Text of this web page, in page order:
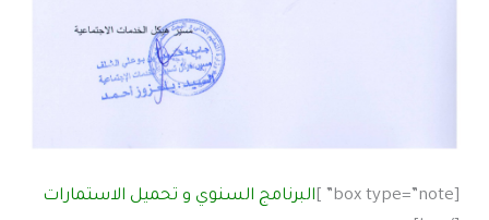
[box type=”note” ]
البرنامج السنوي و تحميل الاستمارات